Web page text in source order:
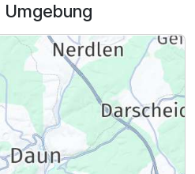
Umgebung